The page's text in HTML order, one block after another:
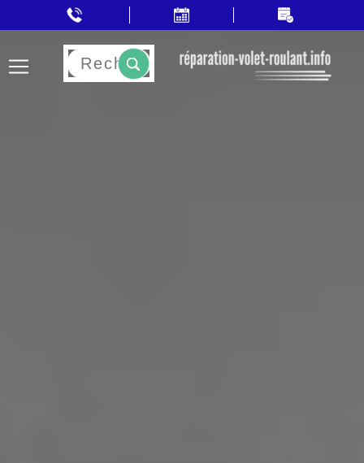
Rechercher